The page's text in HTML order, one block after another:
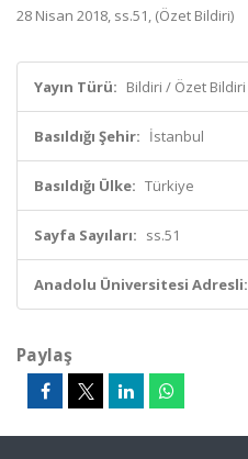
28 Nisan 2018, ss.51, (Özet Bildiri)
Yayın Türü: Bildiri / Özet Bildiri
Basıldığı Şehir: İstanbul
Basıldığı Ülke: Türkiye
Sayfa Sayıları: ss.51
Anadolu Üniversitesi Adresli:
Paylaş